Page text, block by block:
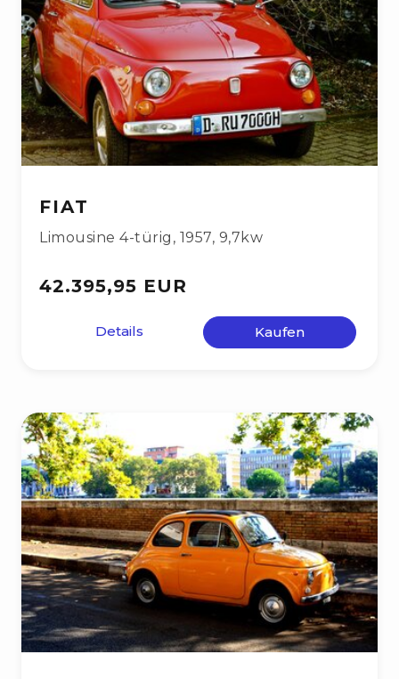
FIAT
Limousine 4-türig , 1957, 9,7kw
42.395,95 EUR
Details Kaufen